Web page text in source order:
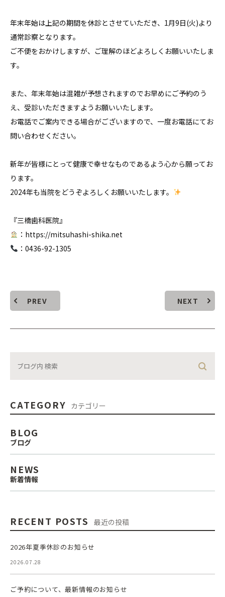
年末年始は上記の期間を休診とさせていただき、1月9日(火)より
通常診察となります。
ご不便をおかけしますが、ご理解のほどよろしくお願いいたしま
す。
また、年末年始は混雑が予想されますのでお早めにご予約のう
え、受診いただきますようお願いいたします。
お電話でご案内できる場合がございますので、一度お電話にてお
問い合わせください。
新年が皆様にとって健康で幸せなものであるよう心から願ってお
ります。
2024年も当院をどうぞよろしくお願いいたします。
『三橋歯科医院』
：https://mitsuhashi-shika.net
：0436-92-1305
PREV NEXT
CATEGORY カテゴリー
BLOG
ブログ
NEWS
新着情報
RECENT POSTS 最近の投稿
2026年夏季休診のお知らせ
2026.07.28
ご予約について、最新情報のお知らせ